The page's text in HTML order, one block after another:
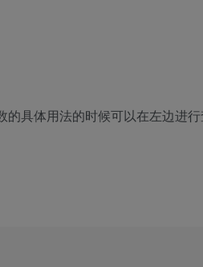
(KHTML, like Gecko) Chrome/
webp,image/apng,*/*;q=
具体用法的时候可以在左边进